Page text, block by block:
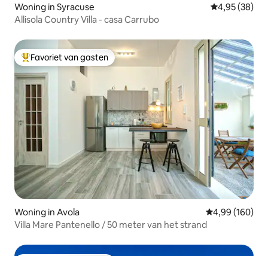
Woning in Syracuse Gemiddelde
4,95 (38)
Allisola Country Villa - casa Carrubo
Topfavoriet van gasten
Favoriet van gasten
Woning in Avola Gemiddelde
4,99 (160)
Villa Mare Pantenello / 50 meter van het strand